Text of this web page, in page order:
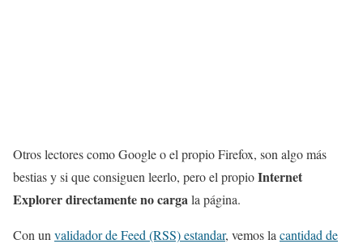
Otros lectores como Google o el propio Firefox, son algo más
bestias y si que consiguen leerlo, pero el propioInternet
Explorer directamente no cargala página.
Con unvalidador de Feed (RSS) estandar, vemos lacantidad de